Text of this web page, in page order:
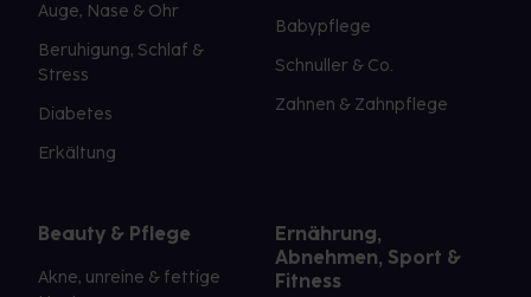
Auge, Nase & Ohr
Beruhigung, Schlaf &
Stress
Diabetes
Erkältung
Babypflege
Schnuller & Co.
Zahnen & Zahnpflege
Beauty & Pflege
Akne, unreine & fettige
Ernährung,
Abnehmen, Sport &
Fitness